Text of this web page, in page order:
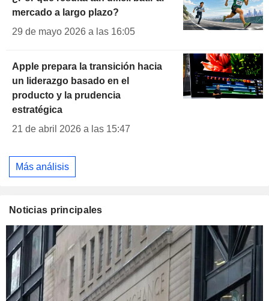
mercado a largo plazo?
29 de mayo 2026 a las 16:05
Apple prepara la transición hacia
un liderazgo basado en el
producto y la prudencia
estratégica
21 de abril 2026 a las 15:47
Más análisis
Noticias principales